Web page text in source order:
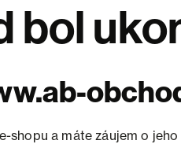
bol
shopu a máte záujem o